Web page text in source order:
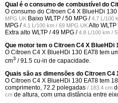
Qual é o consumo de combustível do
O consumo do Citroen C4 X BlueHDi 130
MPG UK Baixo WLTP /50 MPG /4.7 L/100
MPG /4.1 L/100 km / 69 MPG UKAlto WLTP
Extra alto WLTP /49 MPG /4.8 L/100 km /
Que motor tem o Citroen C4 X BlueHDi
O Citroen C4 X BlueHDi 130 EAT8 tem
cm3 / 91.5 cu-in de capacidade.
Quais são as dimensões do Citroen C4
O Citroen C4 X BlueHDi 130 EAT8 tem
comprimento, 72.2 polegadas / 183.4 cm
cm de altura, com uma distância entre